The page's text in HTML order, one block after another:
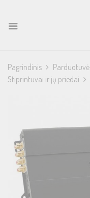
Pagrindinis Parduotuvė
Stiprintuvai ir jų priedai